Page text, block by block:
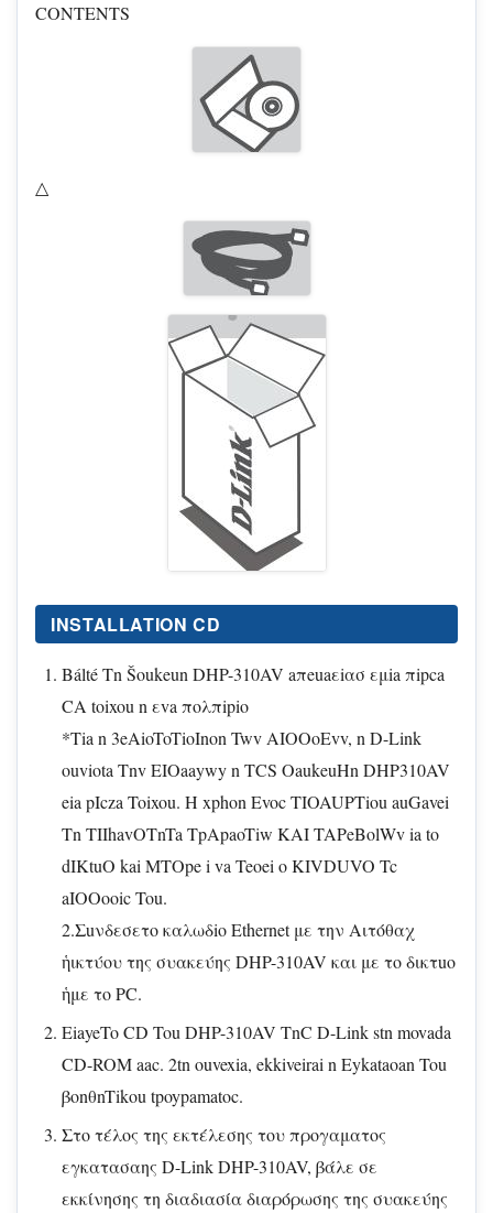
CONTENTS
△
INSTALLATION CD
Bálté Tn Šoukeun DHP-310AV aπeuaεiασ εμia πipca
CA toixou n εva πoλπipio
*Tia n 3eAioToTioInon Twv AIOOoEvv, n D-Link
ouviota Tnv EIOaaywy n TCS OaukeuHn DHP310AV
eia pIcza Toixou. H xphon Evoc TIOAUPTiou auGavei
Tn TIIhavOTnTa TpApaoTiw KAI TAPeBolWv ia to
dIKtuO kai MTOpe i va Teoei o KIVDUVO Tc
aIOOooic Tou.
2.Σuνδεσετο καλωδio Ethernet με την Αιτόθαχ
ἡικτύου της συακεύης DHP-310AV και με το δικτuo
ἡμε το PC.
EiayeTo CD Tou DHP-310AV TnC D-Link stn movada
CD-ROM aac. 2tn ouvexia, ekkiveirai n Eykataoan Tou
βonθnTikou tpoypamatoc.
Στο τέλος της εκτέλεσης του προγαματος
εγκατασαης D-Link DHP-310AV, βάλε σε
εκκίνησης τη διαδιασία διαρόρωσης της συακεύης